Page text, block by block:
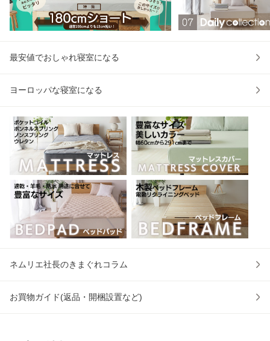
便
ス
最安値でおしゃれ寝室になる
ヨーロッパな寝室になる
ネムリエ社長のきまぐれコラム
お買物ガイド(返品・開梱設置など)